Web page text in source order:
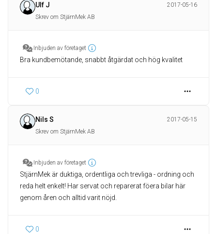
Ulf J
2017-05-16
Skrev om StjärnMek AB
Inbjuden av företaget
Bra kundbemötande, snabbt åtgärdat och hög kvalitet
0
Nils S
2017-05-15
Skrev om StjärnMek AB
Inbjuden av företaget
StjärnMek är duktiga, ordentliga och trevliga - ordning och
reda helt enkelt! Har servat och reparerat föera bilar här
genom åren och alltid varit nöjd.
0